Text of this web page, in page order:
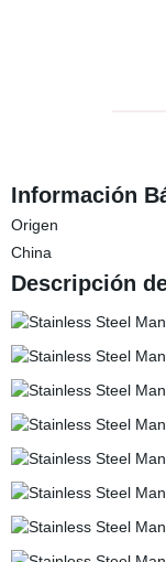
Información
Origen
China
Descripción